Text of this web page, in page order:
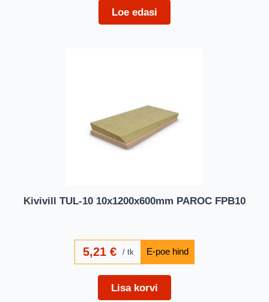
Loe edasi
Kivivill TUL-10 10x1200x600mm PAROC FPB10
5,21€ tk
Lisa korvi